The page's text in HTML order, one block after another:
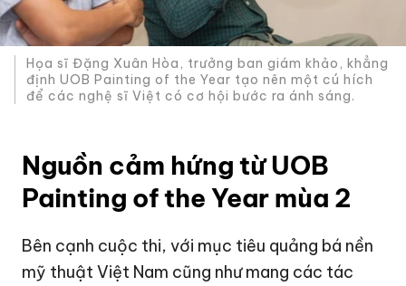
Họa sĩ Đặng Xuân Hòa, trưởng ban giám khảo, khẳng
định UOB Painting of the Year tạo nên một cú hích
để các nghệ sĩ Việt có cơ hội bước ra ánh sáng.
Nguồn cảm hứng từ UOB
Painting of the Year mùa 2
Bên cạnh cuộc thi, với mục tiêu quảng bá nền
mỹ thuật Việt Nam cũng như mang các tác